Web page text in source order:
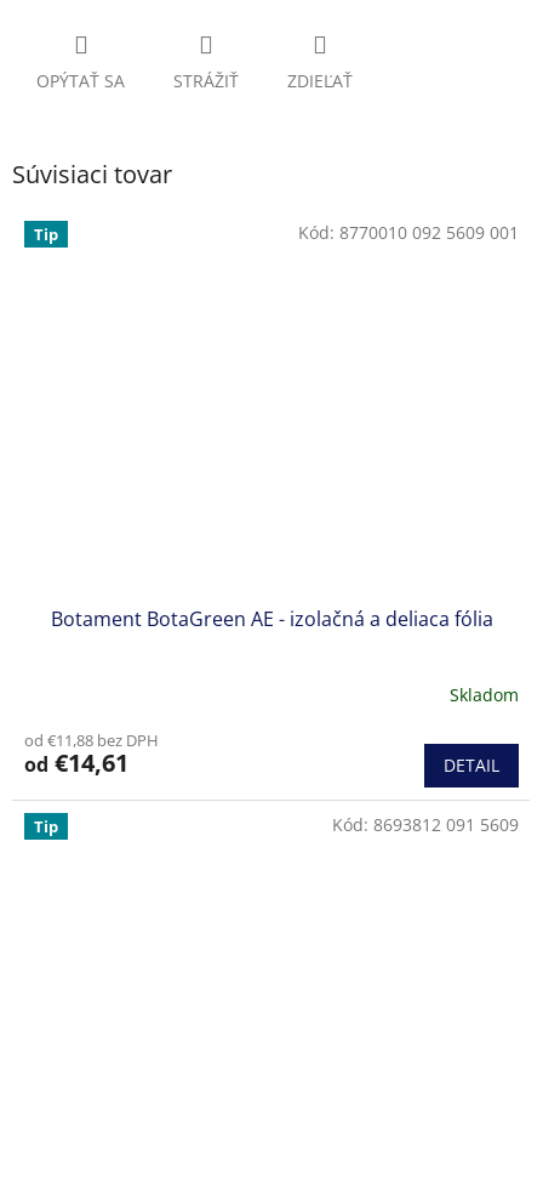
OPÝTAŤ SA STRÁŽIŤ ZDIEĽAŤ
Súvisiaci tovar
Tip
Botament BotaGreen AE - izolačná a deliaca fólia
Skladom
od €11,88 bez DPH
od €14,61 DETAIL
Kód: 8770010 092 5609 001
Tip Kód: 8693812 091 5609